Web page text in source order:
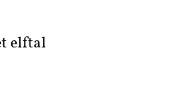
elftal